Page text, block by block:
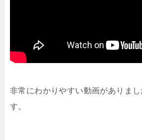
非常にわかりやすい動画がありまし
す。